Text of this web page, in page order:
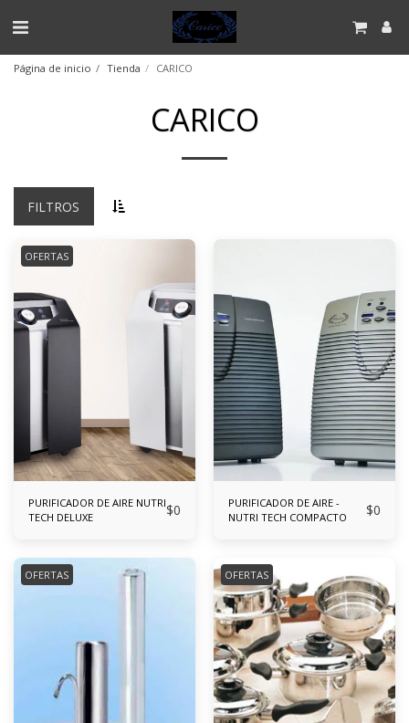
Página de inicio Tienda CARICO
CARICO
FILTROS
OFERTAS
PURIFICADOR DE AIRE NUTRI
TECH DELUXE
$0
PURIFICADOR DE AIRE -
NUTRI TECH COMPACTO
$0
OFERTAS OFERTAS